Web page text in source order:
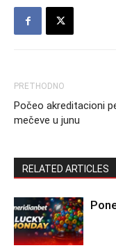
PRETHODNO
Počeo akreditacioni
mečeve u junu
RELATED ARTICLES